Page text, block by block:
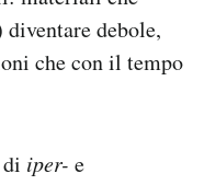
diventare debole,
che con il tempo
iper- e